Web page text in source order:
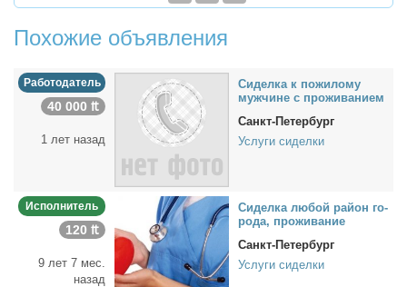
Похожие объявления
Работодатель
40 000 ₶
1 лет назад
Си­дел­ка к по­жи­ло­му
муж­чине с про­жи­ва­ни­ем
Санкт-Петербург
Услуги сиделки
Исполнитель
120 ₶
9 лет 7 мес.
назад
Си­дел­ка лю­бой рай­он го­
ро­да, про­жи­ва­ние
Санкт-Петербург
Услуги сиделки